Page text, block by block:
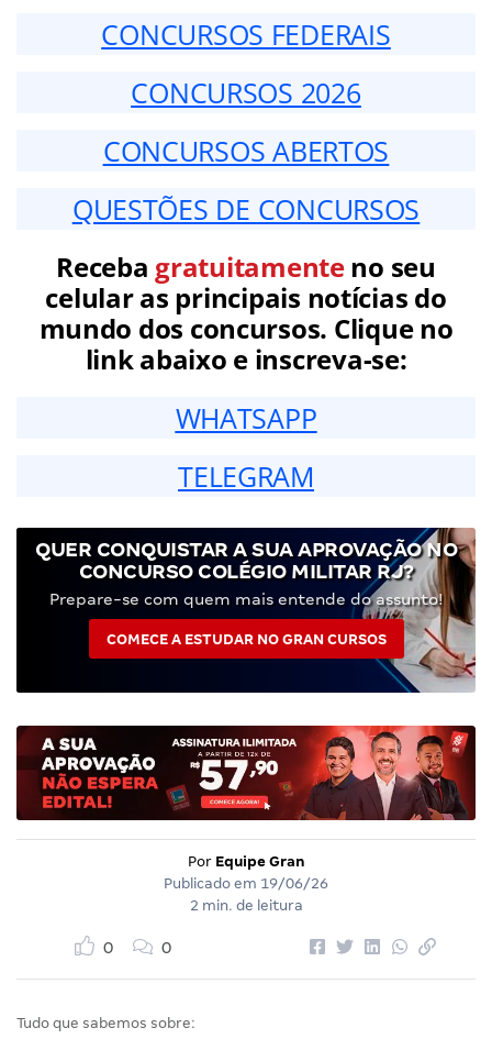
CONCURSOS FEDERAIS
CONCURSOS 2026
CONCURSOS ABERTOS
QUESTÕES DE CONCURSOS
Receba gratuitamenteno seu
celular as principais notícias do
mundo dos concursos. Clique no
link abaixo e inscreva-se:
WHATSAPP
TELEGRAM
QUER CONQUISTAR A SUA APROVAÇÃO NO
CONCURSO COLÉGIO MILITAR RJ?
Prepare-se com quem mais entende do assunto!
COMECE A ESTUDAR NO GRAN CURSOS
Por Equipe Gran
Publicado em 19/06/26
2 min. de leitura
0 0
Tudo que sabemos sobre: